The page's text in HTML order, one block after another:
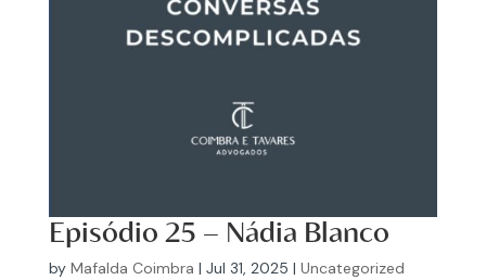
Episódio 25 – Nádia Blanco
by Mafalda Coimbra | Jul 31, 2025 | Uncategorized